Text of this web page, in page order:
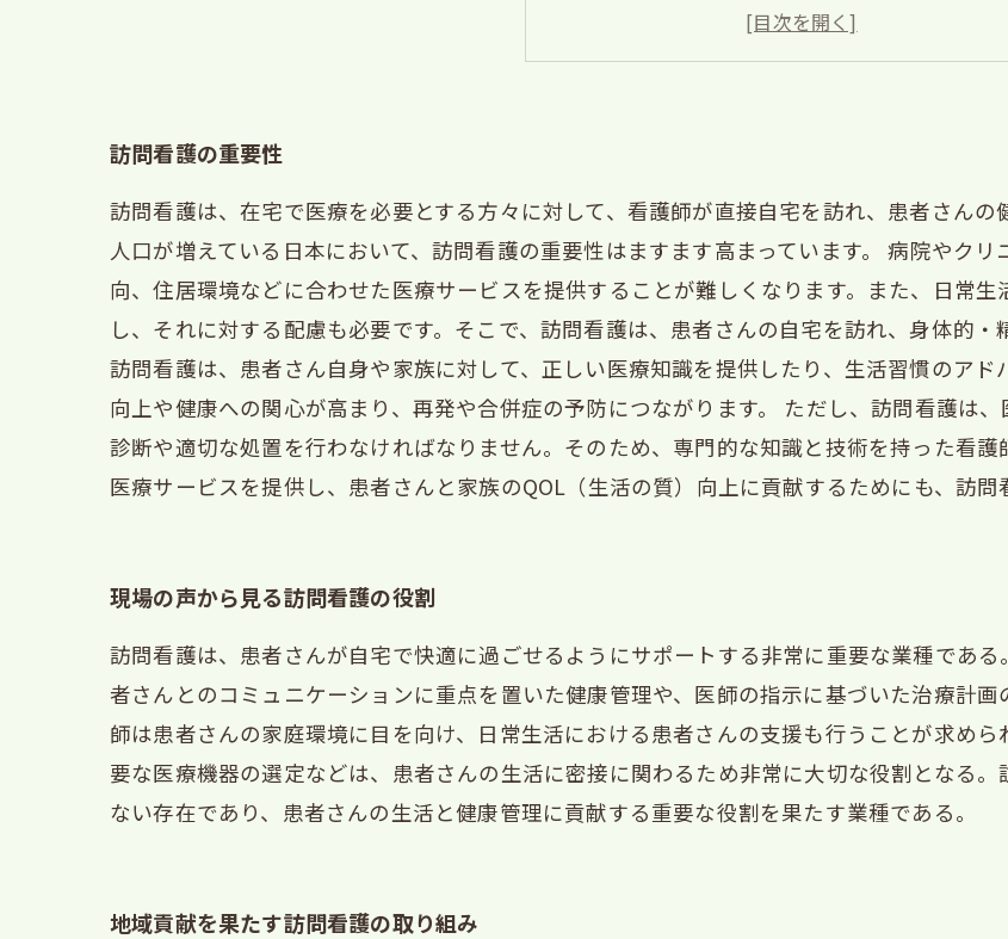
施設運営者として考える訪問看護の課題
訪問看護の将来性と期待される役割
訪問看護の重要性
訪問看護は、在宅で医療を必要とする方々に対して、看護師が直接自宅を訪れ、患者さん
人口が増えている日本において、訪問看護の重要性はますます高まっています。 病院やク
向、住居環境などに合わせた医療サービスを提供することが難しくなります。また、日常
し、それに対する配慮も必要です。そこで、訪問看護は、患者さんの自宅を訪れ、身体的・
訪問看護は、患者さん自身や家族に対して、正しい医療知識を提供したり、生活習慣のア
向上や健康への関心が高まり、再発や合併症の予防につながります。 ただし、訪問看護は
診断や適切な処置を行わなければなりません。そのため、専門的な知識と技術を持った看
医療サービスを提供し、患者さんと家族のQOL（生活の質）向上に貢献するためにも、訪問
現場の声から見る訪問看護の役割
訪問看護は、患者さんが自宅で快適に過ごせるようにサポートする非常に重要な業種であ
者さんとのコミュニケーションに重点を置いた健康管理や、医師の指示に基づいた治療計
師は患者さんの家庭環境に目を向け、日常生活における患者さんの支援も行うことが求め
要な医療機器の選定などは、患者さんの生活に密接に関わるため非常に大切な役割となる
ない存在であり、患者さんの生活と健康管理に貢献する重要な役割を果たす業種である。
地域貢献を果たす訪問看護の取り組み